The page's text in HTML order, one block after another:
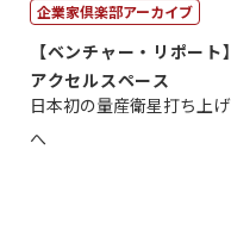
企業家倶楽部アーカイブ
【ベンチャー・リポート】
アクセルスペース
日本初の量産衛星打ち上げ
へ